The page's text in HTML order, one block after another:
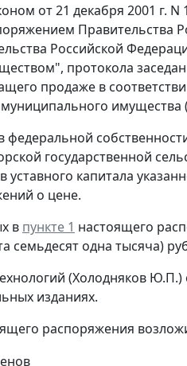
от 21 декабря 2001 г.
Правительства
Российской
протокола
продаже в
имущества
государственной
уставного капитала
о цене.
в пункте 1 настоящего
семьдесят одна тысяча)
(Холодняков
изданиях.
распоряжения